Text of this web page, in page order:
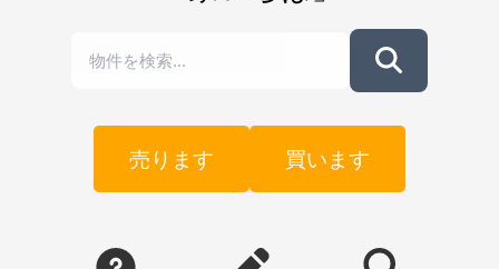
売ります 買います